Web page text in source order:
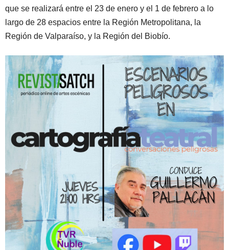
que se realizará entre el 23 de enero y el 1 de febrero a lo
largo de 28 espacios entre la Región Metropolitana, la
Región de Valparaíso, y la Región del Biobío.